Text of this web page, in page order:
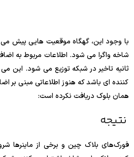
با وجود این، گهگاه موقعیت هایی پیش می
شاخه واگرا می شود. اطلاعات مربوط به
ثانیه تاخیر در شبکه توزیع می شود. این می
کننده ای باشد که هنوز اطلاعاتی مبنی بر
همان بلوک دریافت نکرده است:
نتیجه
فورک‌های بلاک چین و برخی از ماینرها